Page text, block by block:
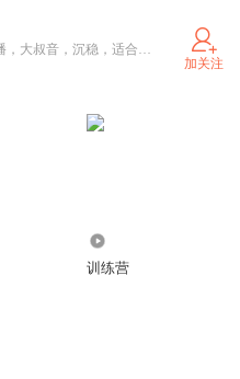
江大毕业的小蜜蜂。有声男播，大叔音，沉稳，适合社科和历史类型的演播
加关注
训练营